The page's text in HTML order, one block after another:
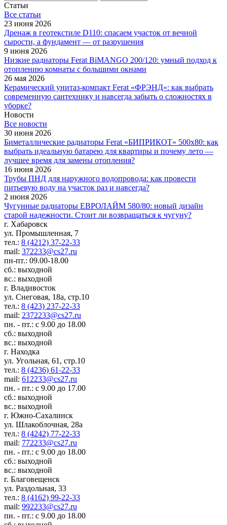
Статьи
Все cтатьи
23 июня 2026
Дренаж в геотекстиле D110: спасаем участок от вечной
сырости, а фундамент — от разрушения
9 июня 2026
Низкие радиаторы Ferat BiMANGO 200/120: умный подход к
отоплению комнаты с большими окнами
26 мая 2026
Керамический унитаз-компакт Ferat «ФРЭНД»: как выбрать
современную сантехнику и навсегда забыть о сложностях в
уборке?
Новости
Все новости
30 июня 2026
Биметаллические радиаторы Ferat «БИПРИКОТ» 500x80: как
выбрать идеальную батарею для квартиры и почему лето —
лучшее время для замены отопления?
16 июня 2026
Трубы ПНД для наружного водопровода: как провести
питьевую воду на участок раз и навсегда?
2 июня 2026
Чугунные радиаторы ЕВРОЛАЙМ 580/80: новый дизайн
старой надежности. Стоит ли возвращаться к чугуну?
г. Хабаровск
ул. Промышленная, 7
тел.: 8 (4212) 37-22-33
mail: 372233@cs27.ru
пн-пт.: 09.00-18.00
сб.: выходной
вс.: выходной
г. Владивосток
ул. Снеговая, 18а, стр.10
тел.: 8 (423) 237-22-33
mail: 2372233@cs27.ru
пн. - пт.: с 9.00 до 18.00
сб.: выходной
вс.: выходной
г. Находка
ул. Угольная, 61, стр.10
тел.: 8 (4236) 61-22-33
mail: 612233@cs27.ru
пн. - пт.: с 9.00 до 17.00
сб.: выходной
вс.: выходной
г. Южно-Сахалинск
ул. Шлакоблочная, 28а
тел.: 8 (4242) 77-22-33
mail: 772233@cs27.ru
пн. - пт.: с 9.00 до 18.00
сб.: выходной
вс.: выходной
г. Благовещенск
ул. Раздольная, 33
тел.: 8 (4162) 99-22-33
mail: 992233@cs27.ru
пн. - пт.: с 9.00 до 18.00